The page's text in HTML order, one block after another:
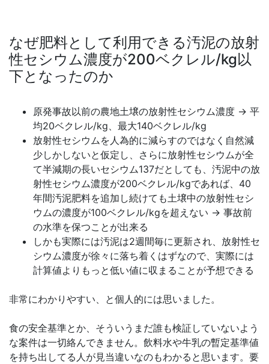
なぜ肥料として利用できる汚泥の放射
性セシウム濃度が200ベクレル/kg以
下となったのか
原発事故以前の農地土壌の放射性セシウム濃度 → 平
均20ベクレル/kg、最大140ベクレル/kg
放射性セシウムを人為的に減らすのではなく自然減
少しかしないと仮定し、さらに放射性セシウムが全
て半減期の長いセシウム137だとしても、汚泥中の放
射性セシウム濃度が200ベクレル/kgであれば、40
年間汚泥肥料を追加し続けても土壌中の放射性セシ
ウムの濃度が100ベクレル/kgを超えない → 事故前
の水準を保つことが出来る
しかも実際には汚泥は2週間毎に更新され、放射性セ
シウム濃度が徐々に落ち着くはずなので、実際には
計算値よりもっと低い値に収まることが予想できる
非常にわかりやすい、と個人的には思いました。
食の安全基準とか、そういうまだ誰も検証していないよう
な案件は一切絡んできません。飲料水や牛乳の暫定基準値
を持ち出してる人が見当違いなのもわかると思います。要